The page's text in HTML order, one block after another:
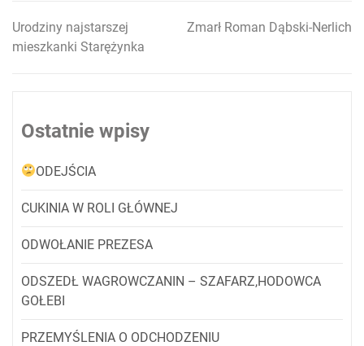
Nawigacja
Urodziny najstarszej
mieszkanki Starężynka
Zmarł Roman Dąbski-Nerlich
Ostatnie wpisy
ODEJŚCIA
CUKINIA W ROLI GŁÓWNEJ
ODWOŁANIE PREZESA
ODSZEDŁ WAGROWCZANIN – SZAFARZ,HODOWCA
GOŁEBI
PRZEMYŚLENIA O ODCHODZENIU